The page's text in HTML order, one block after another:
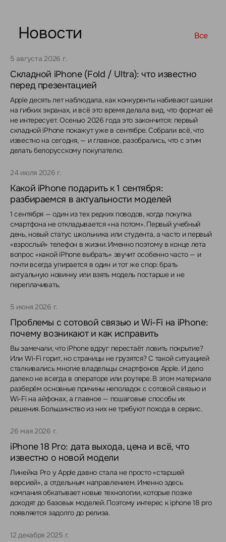
Новости Все
5 августа 2026 г.
Складной iPhone (Fold / Ultra): что известно
перед презентацией
Apple десять лет наблюдала, как конкуренты набивают шишки
на гибких экранах, и всё это время делала вид, что формат её
не интересует. Осенью 2026 года это закончится: первый
складной iPhone покажут уже в сентябре. Собрали всё, что
известно на сегодня, — и главное, разобрались, что с этим
делать белорусскому покупателю.
24 июля 2026 г.
Какой iPhone подарить к 1 сентября:
разбираемся в актуальности моделей
1 сентября — один из тех редких поводов, когда покупка
смартфона не откладывается «на потом». Первый учебный
день, новый статус школьника или студента, а часто и первый
«взрослый» телефон в жизни. Именно поэтому в конце лета
вопрос «какой iPhone выбрать» звучит особенно часто — и
почти всегда упирается в один и тот же спор: брать
актуальную новинку или взять модель постарше и не
переплачивать.
5 июня 2026 г.
Проблемы с сотовой связью и Wi-Fi на iPhone:
почему возникают и как исправить
Вы замечали, что iPhone вдруг перестаёт ловить покрытие?
Или Wi-Fi горит, но страницы не грузятся? С такой ситуацией
сталкивались многие владельцы смартфонов Apple. И дело
далеко не всегда в операторе или роутере. В этом материале
разберём основные причины неполадок с сотовой связью и
Wi-Fi на айфонах, а главное — пошаговые способы их
решения. Большинство из них не требуют похода в сервис.
26 мая 2026 г.
iPhone 18 Pro: дата выхода, цена и всё, что
известно о новой модели
Линейка Pro у Apple давно стала не просто «старшей
версией», а отдельным направлением. Именно здесь
компания обкатывает новые технологии, которые позже
доходят до базовых моделей. Поэтому интерес к iphone 18 pro
появляется задолго до релиза.
12 декабря 2025 г.